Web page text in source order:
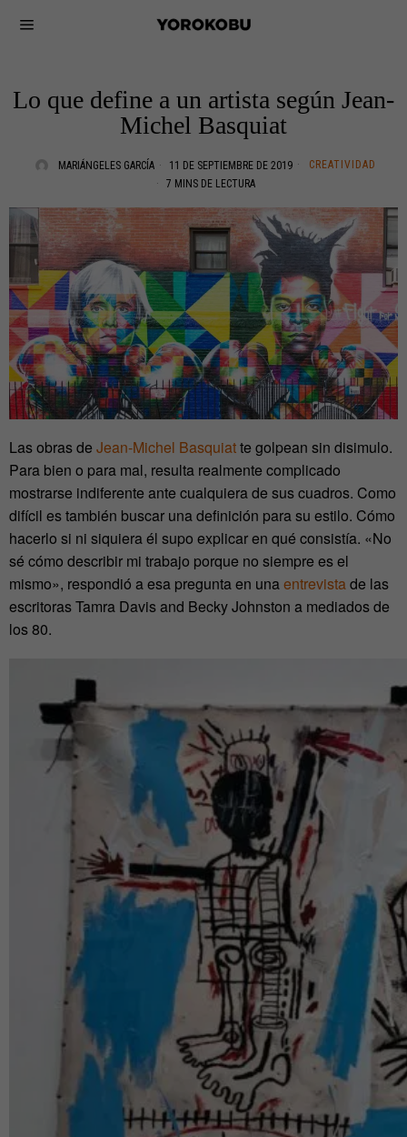
Lo que define a un artista según Jean-
Michel Basquiat
MARIÁNGELES GARCÍA 11 DE SEPTIEMBRE DE 2019
CREATIVIDAD
7 MINS DE LECTURA
Las obras de Jean-Michel Basquiatte golpean sin disimulo.
Para bien o para mal, resulta realmente complicado
mostrarse indiferente ante cualquiera de sus cuadros. Como
difícil es también buscar una definición para su estilo. Cómo
hacerlo si ni siquiera él supo explicar en qué consistía. «No
sé cómo describir mi trabajo porque no siempre es el
mismo», respondió a esa pregunta en unaentrevistade las
escritoras Tamra Davis and Becky Johnston a mediados de
los 80.